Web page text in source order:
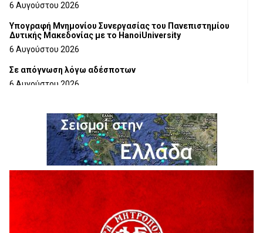
6 Αυγούστου 2026
Υπογραφή Μνημονίου Συνεργασίας του Πανεπιστημίου
Δυτικής Μακεδονίας με το HanoiUniversity
6 Αυγούστου 2026
Σε απόγνωση λόγω αδέσποτων
6 Αυγούστου 2026
6 Αυγούστου 2026
Ολοκληρώνεται η ασφαλτόστρωση της οδού Περιβόλι –
6 Αυγούστου 2026
H παραδοχή λαθών είναι (και) δύναμη
5 Αυγούστου 2026
Ο ΑΝΔΡΕΑΣ ΑΣΛΑΝΙΔΗΣ ΣΥΝΕΧΙΖΕΙ ΣΤΟΝ ΠΡΩΤΕΑ
ΓΡΕΒΕΝΩΝ